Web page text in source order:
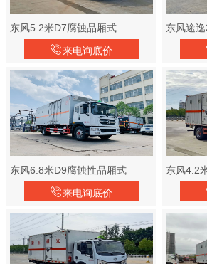
东风5.2米D7腐蚀品厢式
来电询底价
东风途
东风6.8米D9腐蚀性品厢式
来电询底价
东风4.2